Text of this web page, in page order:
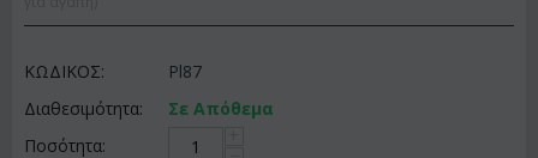
ΚΩΔΙΚΟΣ:
Pl87
Διαθεσιμότητα:
Σε Απόθεμα
Ποσότητα: